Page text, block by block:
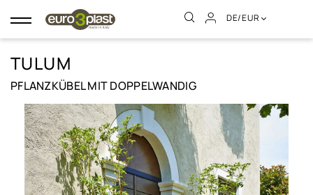
Umschalten
der
DE/EUR
TULUM
PFLANZKÜBEL MIT DOPPELWANDIG